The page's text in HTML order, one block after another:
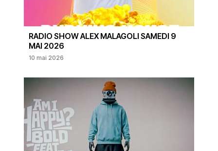
RADIO SHOW ALEX MALAGOLI SAMEDI 9
MAI 2026
10 mai 2026